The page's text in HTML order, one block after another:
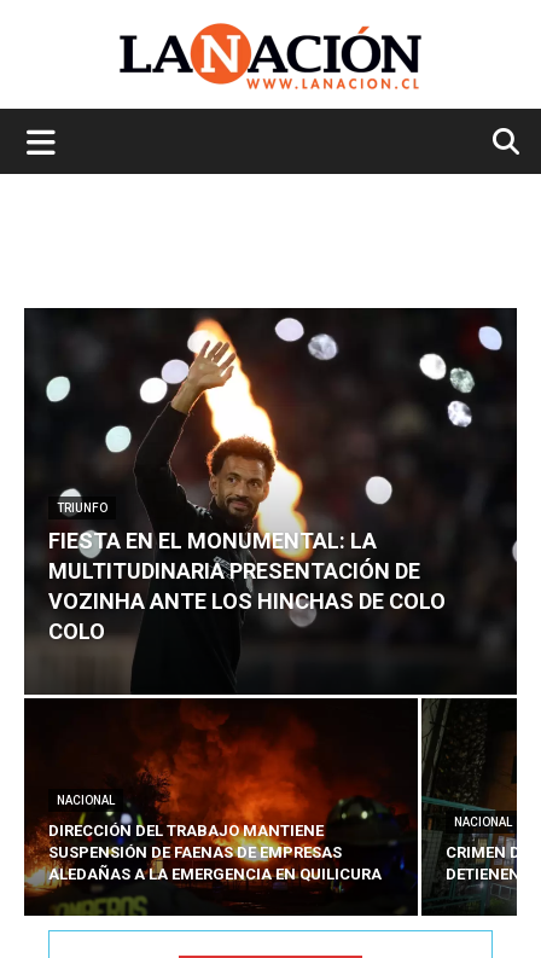
TRIUNFO
FIESTA EN EL MONUMENTAL: LA
MULTITUDINARIA PRESENTACIÓN DE
VOZINHA ANTE LOS HINCHAS DE COLO
COLO
NACIONAL
DIRECCIÓN DEL TRABAJO MANTIENE
SUSPENSIÓN DE FAENAS DE EMPRESAS
ALEDAÑAS A LA EMERGENCIA EN QUILICURA
NACIONAL
CRIMEN DE
DETIENEN